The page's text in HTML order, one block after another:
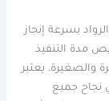
بسرعة إنجاز
مدة التنفيذ
والصغيرة، يعتبر
نجاح جميع